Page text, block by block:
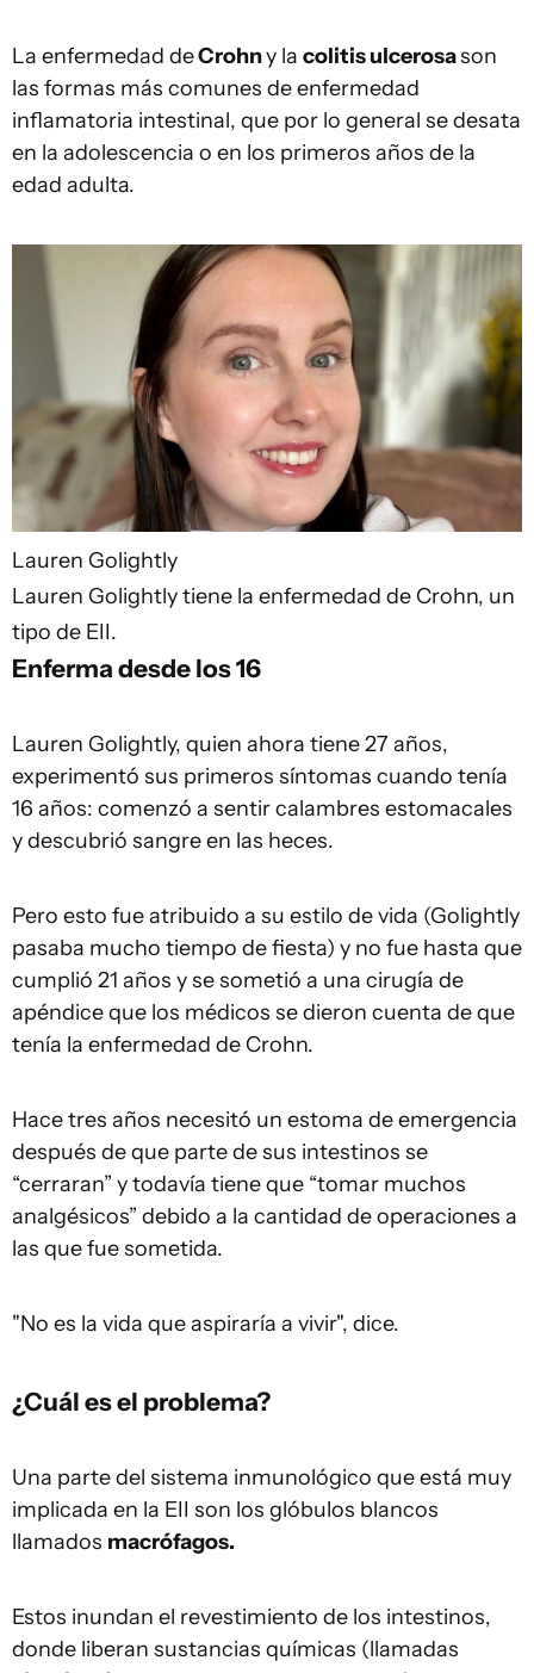
La enfermedad deCrohny la colitis ulcerosason
las formas más comunes de enfermedad
inflamatoria intestinal, que por lo general se desata
en la adolescencia o en los primeros años de la
edad adulta.
Lauren Golightly
Lauren Golightly tiene la enfermedad de Crohn, un
tipo de EII.
Enferma desde los 16
Lauren Golightly, quien ahora tiene 27 años,
experimentó sus primeros síntomas cuando tenía
16 años: comenzó a sentir calambres estomacales
y descubrió sangre en las heces.
Pero esto fue atribuido a su estilo de vida (Golightly
pasaba mucho tiempo de fiesta) y no fue hasta que
cumplió 21 años y se sometió a una cirugía de
apéndice que los médicos se dieron cuenta de que
tenía la enfermedad de Crohn.
Hace tres años necesitó un estoma de emergencia
después de que parte de sus intestinos se
“cerraran” y todavía tiene que “tomar muchos
analgésicos” debido a la cantidad de operaciones a
las que fue sometida.
"No es la vida que aspiraría a vivir", dice.
¿Cuál es el problema?
Una parte del sistema inmunológico que está muy
implicada en la EII son los glóbulos blancos
llamados macrófagos.
Estos inundan el revestimiento de los intestinos,
donde liberan sustancias químicas (llamadas